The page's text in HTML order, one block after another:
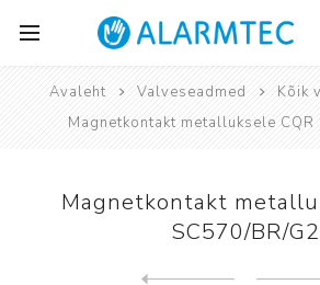
Avaleht Valveseadmed
Kõik
Magnetkontakt metalluksele CQR
Magnetkontakt
SC570/BR/G2